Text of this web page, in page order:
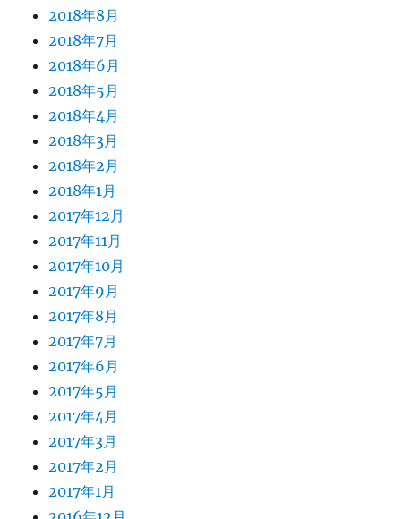
2018年8月
2018年7月
2018年6月
2018年5月
2018年4月
2018年3月
2018年2月
2018年1月
2017年12月
2017年11月
2017年10月
2017年9月
2017年8月
2017年7月
2017年6月
2017年5月
2017年4月
2017年3月
2017年2月
2017年1月